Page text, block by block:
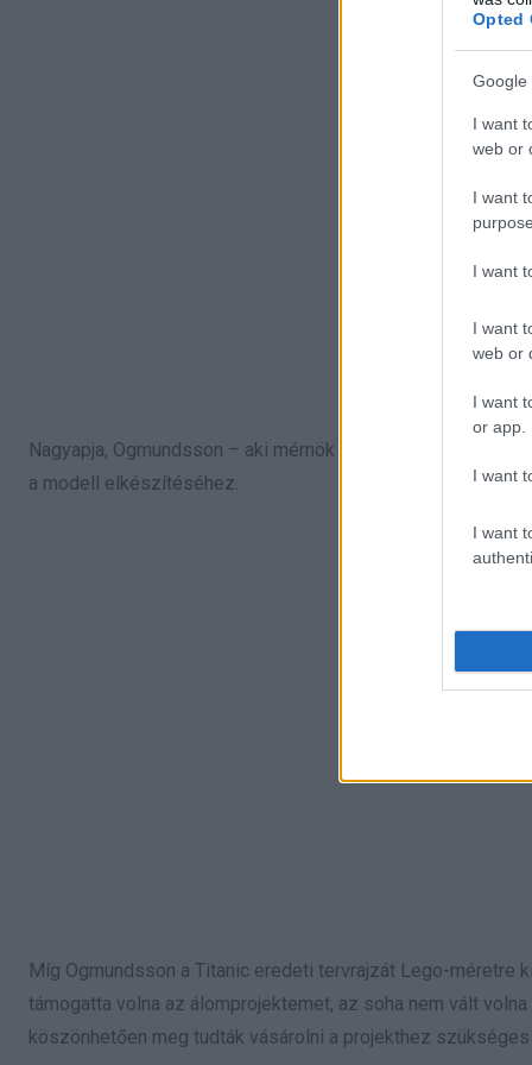
Opted
Google
I want
web or
I want
I want
I want
web or
I want
or app.
I want
I want
Nagyapja, Ogmundsson – aki mérnök – és édesanyja,
a modell elkészítéséhez.
Míg Ogmundsson a Titanic eredeti tervrajzát Lego-méretre
támogatta volna az álomprojektemet, az soha nem vált
köszönhetően meg tudták vásárolni a projekthez